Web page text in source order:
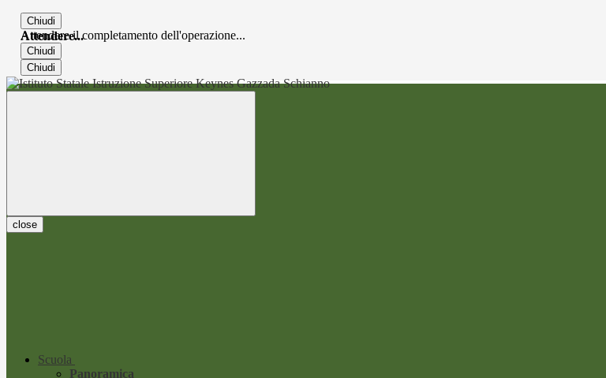
Chiudi
Attendere...
Attendere il completamento dell'operazione...
Chiudi
Chiudi
close
Scuola
Panoramica